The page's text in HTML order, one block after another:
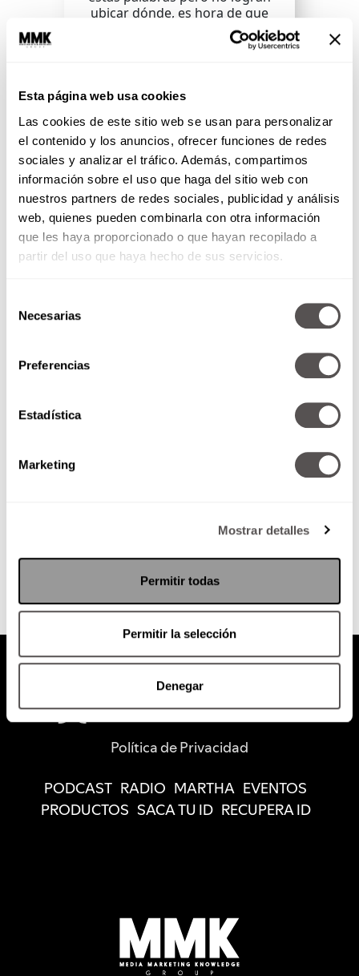
Esta página web usa cookies
Las cookies de este sitio web se usan para personalizar
el contenido y los anuncios, ofrecer funciones de redes
sociales y analizar el tráfico. Además, compartimos
información sobre el uso que haga del sitio web con
nuestros partners de redes sociales, publicidad y análisis
web, quienes pueden combinarla con otra información
que les haya proporcionado o que hayan recopilado a
partir del uso que haya hecho de sus servicios.
Necesarias
Preferencias
Estadística
Marketing
Mostrar detalles
Permitir todas
Permitir la selección
Denegar
ubicar dónde, es hora de que
aprendan un poquito.
Política de Privacidad
PODCAST RADIO MARTHA EVENTOS
PRODUCTOS SACA TU ID RECUPERA ID